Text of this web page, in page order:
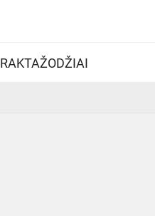
RAKTAŽODŽIAI